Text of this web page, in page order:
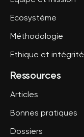
Ecosystème
Méthodologie
Ethique et intégrité
Ressources
Articles
Bonnes pratiques
Dossiers